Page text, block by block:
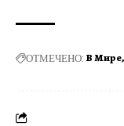
ОТМЕЧЕНО: В Мире